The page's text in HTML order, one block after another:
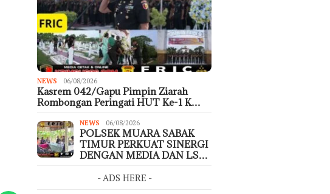
NEWS 06/08/2026
Kasrem 042/Gapu Pimpin Ziarah
Rombongan Peringati HUT Ke-1 K…
NEWS 06/08/2026
POLSEK MUARA SABAK
TIMUR PERKUAT SINERGI
DENGAN MEDIA DAN LS…
- ADS HERE -